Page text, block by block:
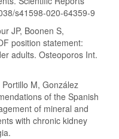
s41598-020-64359-9
JP, Boonen S,
position statement:
adults. Osteoporos Int.
M, González
of the Spanish
of mineral and
with chronic kidney